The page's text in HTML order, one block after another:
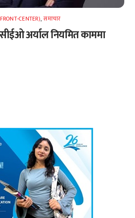
CENTER),समाचार
अर्याल नियमित काममा